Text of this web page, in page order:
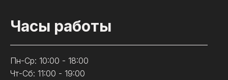
Часы работы
Пн-Ср: 10:00 - 18:00
Чт-Сб: 11:00 - 19:00